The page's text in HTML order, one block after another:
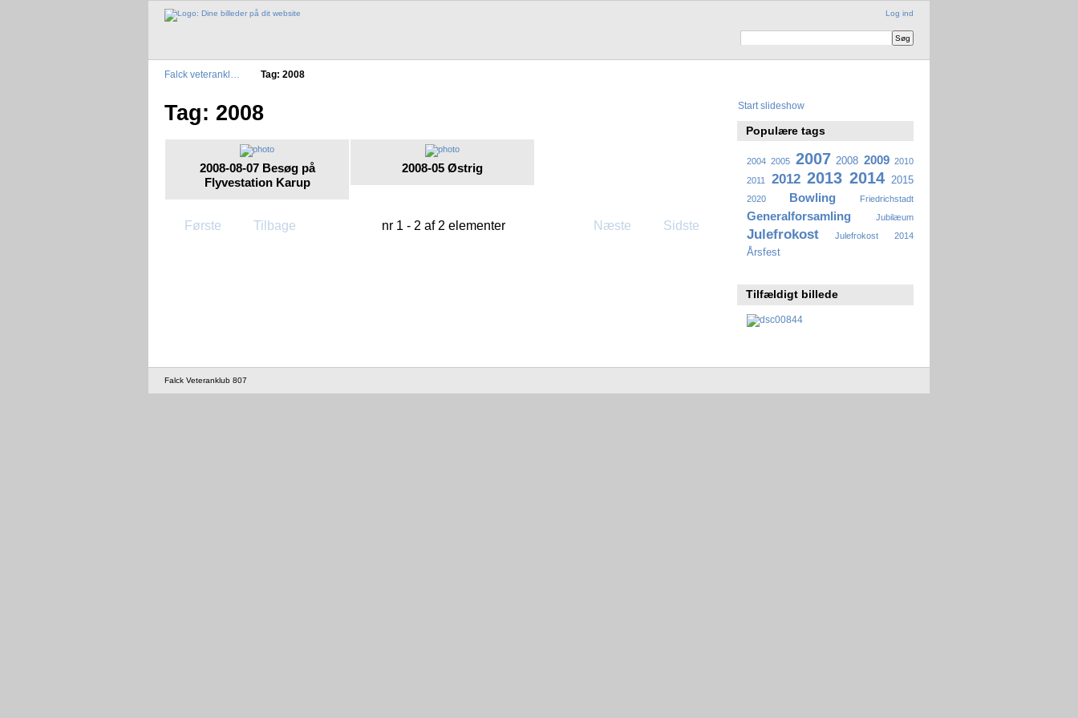
Log ind
Falck veterankl… Tag: 2008
Tag: 2008
2008-08-07 Besøg på
Flyvestation Karup
2008-05 Østrig
Første Tilbage nr 1 - 2 af 2 elementer Næste Sidste
Start slideshow
Populære tags
2004 2005 2007 2008 2009 2010
2011
2012 2013 2014 2015
2020 Bowling Friedrichstadt
Generalforsamling Jubilæum
Julefrokost Julefrokost 2014
Årsfest
Tilfældigt billede
Falck Veteranklub 807